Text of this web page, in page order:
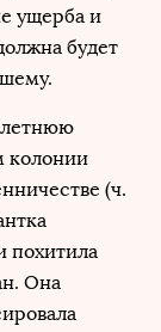
ущерба и
будет
колонии
(ч.
похитила
Она